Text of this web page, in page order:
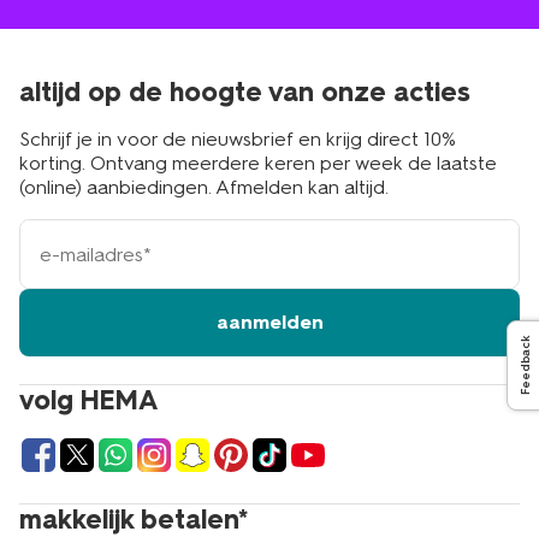
volg HEMA
makkelijk betalen*
altijd op de hoogte van onze acties
Schrijf je in voor de nieuwsbrief en krijg direct 10%
korting. Ontvang meerdere keren per week de laatste
(online) aanbiedingen. Afmelden kan altijd.
e-
mailadres
aanmelden
Feedback